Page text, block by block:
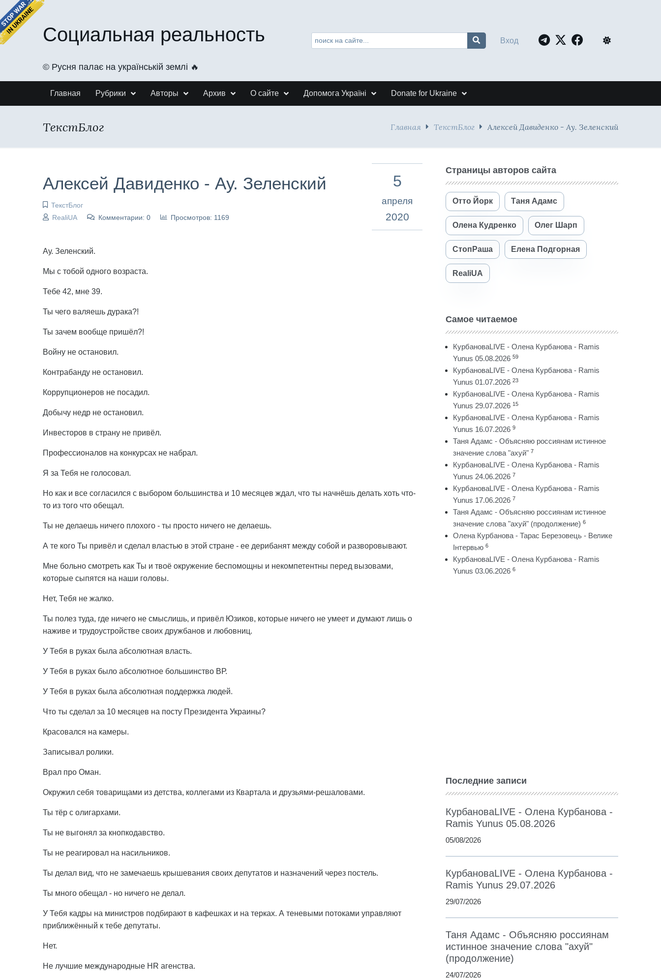
Социальная реальность
©️ Русня палає на українській землі 🔥
Вход
Главная Рубрики Авторы Архив О сайте Допомога Україні Donate for Ukraine
ТекстБлог Главная ТекстБлог Алексей Давиденко - Ау. Зеленский
Алексей Давиденко - Ау. Зеленский
ТекстБлог
RealiUA
Комментарии: 0 Просмотров: 1169
5
апреля
2020
Ау. Зеленский.
Мы с тобой одного возраста.
Тебе 42, мне 39.
Ты чего валяешь дурака?!
Ты зачем вообще пришёл?!
Войну не остановил.
Контрабанду не остановил.
Коррупционеров не посадил.
Добычу недр не остановил.
Инвесторов в страну не привёл.
Профессионалов на конкурсах не набрал.
Я за Тебя не голосовал.
Но как и все согласился с выбором большинства и 10 месяцев ждал, что ты начнёшь делать хоть что-
то из того что обещал.
Ты не делаешь ничего плохого - ты просто ничего не делаешь.
А те кого Ты привёл и сделал властью в этой стране - ее дерибанят между собой и разворовывают.
Мне больно смотреть как Ты и твоё окружение беспомощны и некомпетентны перед вызовами,
которые сыпятся на наши головы.
Нет, Тебя не жалко.
Ты полез туда, где ничего не смыслишь, и привёл Юзиков, которые ничего не умеет и думают лишь о
наживе и трудоустройстве своих дружбанов и любовниц.
У Тебя в руках была абсолютная власть.
У Тебя в руках было абсолютное большинство ВР.
У Тебя в руках была абсолютная поддержка людей.
Что ты сделал за 10 месяцев на посту Президента Украины?
Красовался на камеры.
Записывал ролики.
Врал про Оман.
Окружил себя товарищами из детства, коллегами из Квартала и друзьями-решаловами.
Ты тёр с олигархами.
Ты не выгонял за кнопкодавство.
Ты не реагировал на насильников.
Ты делал вид, что не замечаешь крышевания своих депутатов и назначений через постель.
Ты много обещал - но ничего не делал.
У Тебя кадры на министров подбирают в кафешках и на терках. А теневыми потоками управляют
приближённый к тебе депутаты.
Нет.
Не лучшие международные HR агенства.
Страницы авторов сайта
Отто Йорк Таня Адамс
Олена Кудренко Олег Шарп
СтопРаша Елена Подгорная
RealiUA
Самое читаемое
КурбановаLIVE - Олена Курбанова - Ramis
Yunus 05.08.2026 59
КурбановаLIVE - Олена Курбанова - Ramis
Yunus 01.07.2026 23
КурбановаLIVE - Олена Курбанова - Ramis
Yunus 29.07.2026 15
КурбановаLIVE - Олена Курбанова - Ramis
Yunus 16.07.2026 9
Таня Адамс - Объясняю россиянам истинное
значение слова "ахуй" 7
КурбановаLIVE - Олена Курбанова - Ramis
Yunus 24.06.2026 7
КурбановаLIVE - Олена Курбанова - Ramis
Yunus 17.06.2026 7
Таня Адамс - Объясняю россиянам истинное
значение слова "ахуй" (продолжение) 6
Олена Курбанова - Тарас Березовець - Велике
Інтервью 6
КурбановаLIVE - Олена Курбанова - Ramis
Yunus 03.06.2026 6
Последние записи
КурбановаLIVE - Олена Курбанова -
Ramis Yunus 05.08.2026
05/08/2026
КурбановаLIVE - Олена Курбанова -
Ramis Yunus 29.07.2026
29/07/2026
Таня Адамс - Объясняю россиянам
истинное значение слова "ахуй"
(продолжение)
24/07/2026